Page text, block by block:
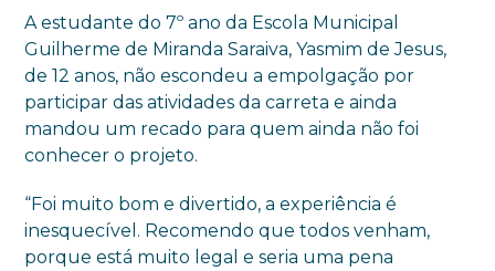
A estudante do 7º ano da Escola Municipal
Guilherme de Miranda Saraiva, Yasmim de Jesus,
de 12 anos, não escondeu a empolgação por
participar das atividades da carreta e ainda
mandou um recado para quem ainda não foi
conhecer o projeto.
“Foi muito bom e divertido, a experiência é
inesquecível. Recomendo que todos venham,
porque está muito legal e seria uma pena